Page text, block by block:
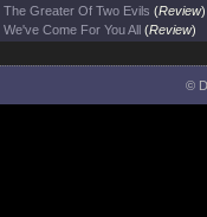
The Greater Of Two Evils (Review)
We've Come For You All (Review)
©